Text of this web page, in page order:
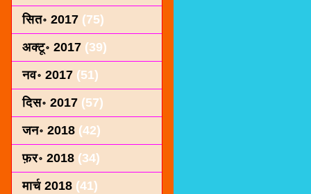
सित॰ 2017 (75)
अक्टू॰ 2017 (39)
नव॰ 2017 (51)
दिस॰ 2017 (57)
जन॰ 2018 (42)
फ़र॰ 2018 (34)
मार्च 2018 (41)